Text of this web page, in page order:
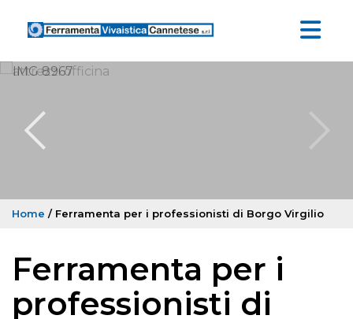
Home / Ferramenta per i professionisti di Borgo Virgilio
Ferramenta per i
professionisti di